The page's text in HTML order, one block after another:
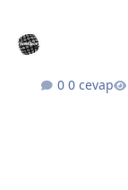
0 cevap